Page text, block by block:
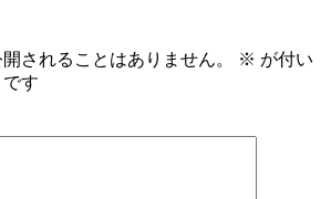
されることはありません。 ※ が付い
す